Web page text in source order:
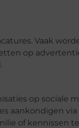
Vaak
op
op sociale
aankondigen
of kennissen